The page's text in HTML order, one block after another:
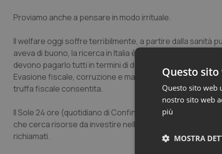
Proviamo anche a pensare in modo irrituale.
Il welfare oggi soffre terribilmente, a partire dalla sanità
aveva di buono, la ricerca in Italia è finanziata sotto
devono pagarlo tutti in termini di devastazione
Evasione fiscale, corruzione e mafie gravano sul paese
truffa fiscale consentita.
Il Sole 24 ore (quotidiano di Confindustria) riprendendo
che cerca risorse da investire nelle rinascita consiste nei
richiamati.
Questo
Questo sito web
nostro sito web
più
MOSTRA